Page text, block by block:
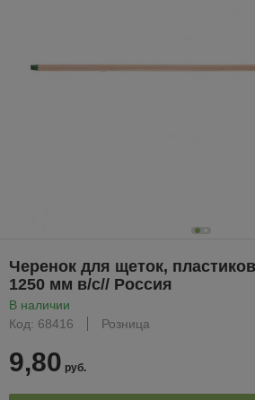
Черенок для щеток,
1250 мм в/с// Россия
В наличии
Код: 68416
Розница
9,80 руб.